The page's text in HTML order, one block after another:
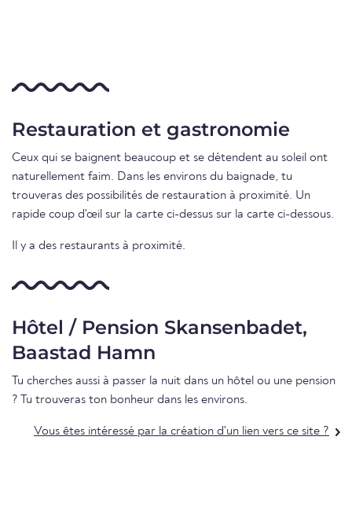
Restauration et gastronomie
Ceux qui se baignent beaucoup et se détendent au soleil ont
naturellement faim. Dans les environs du baignade, tu
trouveras des possibilités de restauration à proximité. Un
rapide coup d'œil sur la carte ci-dessus sur la carte ci-dessous.
Il y a des restaurants à proximité.
Hôtel / Pension Skansenbadet,
Baastad Hamn
Tu cherches aussi à passer la nuit dans un hôtel ou une pension
? Tu trouveras ton bonheur dans les environs.
Vous êtes intéressé par la création d'un lien vers ce site ?